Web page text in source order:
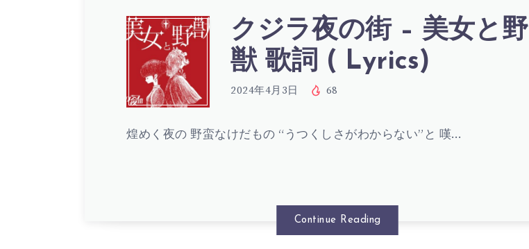
詞
(
LYRICS)
街
×
崎
ク
ジ
クジラ夜の街 – 美女と野
獣 歌詞 ( Lyrics)
2024年4月3日 68
煌めく夜の 野蛮なけだもの “うつくしさがわからない”と 嘆…
Continue Reading